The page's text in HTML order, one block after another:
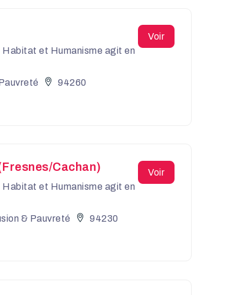
Voir
Habitat et Humanisme agit en
94260
Voir
Cachan)
Habitat et Humanisme agit en
& Pauvreté 94230